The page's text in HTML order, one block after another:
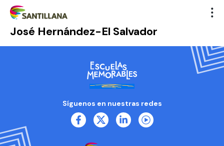
José Hernández-El Salvador
Síguenos en nuestras redes